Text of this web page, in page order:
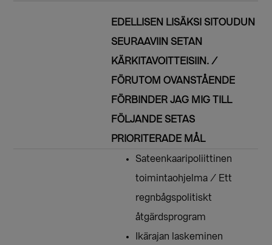
EDELLISEN LISÄKSI SITOUDUN
SEURAAVIIN SETAN
KÄRKITAVOITTEISIIN. /
FÖRUTOM OVANSTÅENDE
FÖRBINDER JAG MIG TILL
FÖLJANDE SETAS
PRIORITERADE MÅL
Sateenkaaripoliittinen
toimintaohjelma / Ett
regnbågspolitiskt
åtgärdsprogram
Ikärajan laskeminen